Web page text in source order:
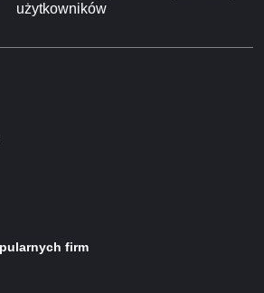
użytkowników
firm